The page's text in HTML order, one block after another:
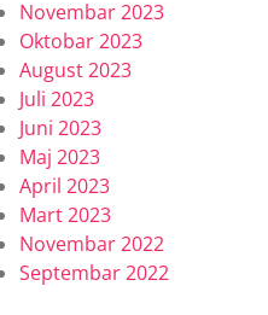
Novembar 2023
Oktobar 2023
August 2023
Juli 2023
Juni 2023
Maj 2023
April 2023
Mart 2023
Novembar 2022
Septembar 2022